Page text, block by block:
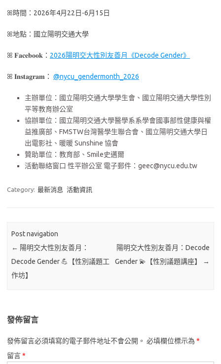
ꕤ時間：2026年4月22日-6月15日
ꕤ地點：國立陽明交通大學
ꕤ 𝐅𝐚𝐜𝐞𝐛𝐨𝐨𝐤： 2026陽明交大性別友善月《Decode Gender》
ꕤ 𝐈𝐧𝐬𝐭𝐚𝐠𝐫𝐚𝐦： @nycu_gendermonth_2026
主辦單位：國立陽明交通大學學生會、國立陽明交通大學性別
平等教育辦公室
協辦單位：國立陽明交通大學醫學系系學會國事部性健康與權
益推廣部、FMSTW台灣醫學生聯合會、國立陽明交通大學日
出電影社、暖暖 Sunshine 協會
贊助單位：教育部、Smile史邁爾
活動聯絡窗口 性平辦公室 電子郵件：geec@nycu.edu.tw
Category: 最新消息 活動資訊
Post navigation
← 陽明交大性別友善月：
Decode Gender 💪【性別議題工
作坊】
陽明交大性別友善月：Decode
Gender 💫【性別議題講座】
→
發佈留言
發佈留言必須填寫的電子郵件地址不會公開。 必填欄位標示為 *
留言*